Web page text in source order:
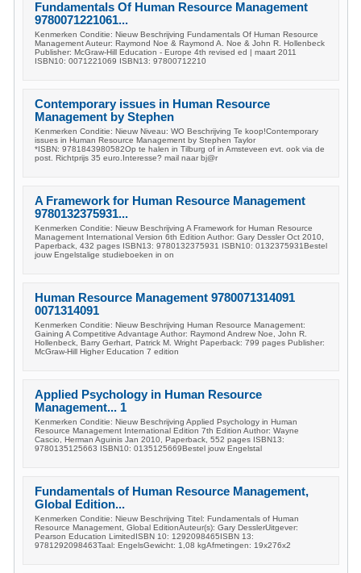
Fundamentals Of Human Resource Management
9780071221061...
Kenmerken Conditie: Nieuw Beschrijving Fundamentals Of Human Resource
Management Auteur: Raymond Noe & Raymond A. Noe & John R. Hollenbeck
Publisher: McGraw-Hill Education - Europe 4th revised ed | maart 2011
ISBN10: 0071221069 ISBN13: 97800712210
Contemporary issues in Human Resource
Management by Stephen
Kenmerken Conditie: Nieuw Niveau: WO Beschrijving Te koop!Contemporary
issues in Human Resource Management by Stephen Taylor
*ISBN: 9781843980582Op te halen in Tilburg of in Amsteveen evt. ook via de
post. Richtprijs 35 euro.Interesse? mail naar bj@r
A Framework for Human Resource Management
9780132375931...
Kenmerken Conditie: Nieuw Beschrijving A Framework for Human Resource
Management International Version 6th Edition Author: Gary Dessler Oct 2010,
Paperback, 432 pages ISBN13: 9780132375931 ISBN10: 0132375931Bestel
jouw Engelstalige studieboeken in on
Human Resource Management 9780071314091
0071314091
Kenmerken Conditie: Nieuw Beschrijving Human Resource Management:
Gaining A Competitive Advantage Author: Raymond Andrew Noe, John R.
Hollenbeck, Barry Gerhart, Patrick M. Wright Paperback: 799 pages Publisher:
McGraw-Hill Higher Education 7 edition
Applied Psychology in Human Resource
Management... 1
Kenmerken Conditie: Nieuw Beschrijving Applied Psychology in Human
Resource Management International Edition 7th Edition Author: Wayne
Cascio, Herman Aguinis Jan 2010, Paperback, 552 pages ISBN13:
9780135125663 ISBN10: 0135125669Bestel jouw Engelstal
Fundamentals of Human Resource Management,
Global Edition...
Kenmerken Conditie: Nieuw Beschrijving Titel: Fundamentals of Human
Resource Management, Global EditionAuteur(s): Gary DesslerUitgever:
Pearson Education LimitedISBN 10: 1292098465ISBN 13:
9781292098463Taal: EngelsGewicht: 1,08 kgAfmetingen: 19x276x2